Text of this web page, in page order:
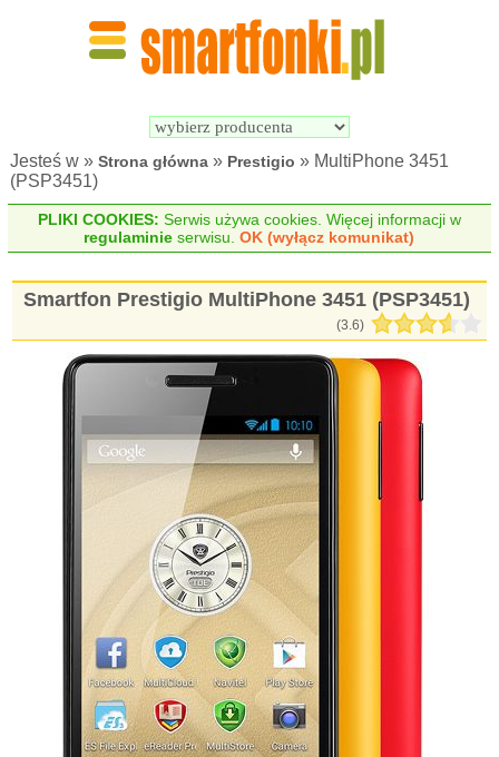
Jesteś w »Strona główna » Prestigio » MultiPhone 3451
(PSP3451)
PLIKI COOKIES: Serwis używa cookies. Więcej informacji w
regulaminie serwisu.OK (wyłącz komunikat)
Smartfon Prestigio MultiPhone 3451 (PSP3451)
(3.6)